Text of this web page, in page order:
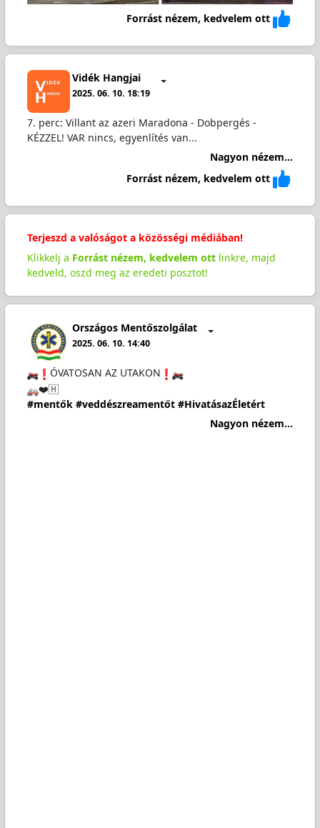
Forrást nézem, kedvelem ott
Vidék Hangjai
2025. 06. 10. 18:19
7. perc: Villant az azeri Maradona - Dobpergés -
KÉZZEL! VAR nincs, egyenlítés van...
Nagyon nézem...
Forrást nézem, kedvelem ott
Terjeszd a valóságot a közösségi médiában!
Klikkelj a Forrást nézem, kedvelem ottlinkre, majd
kedveld, oszd meg az eredeti posztot!
Országos Mentőszolgálat
2025. 06. 10. 14:40
️ÓVATOSAN AZ UTAKON
❤️🇭
#mentők #veddészreamentőt #HivatásazÉletért
Nagyon nézem...